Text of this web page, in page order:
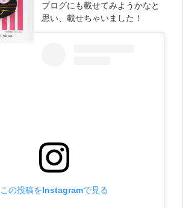
ブログにも載せてみようかなと
思い、載せちゃいました！
この投稿をInstagramで見る